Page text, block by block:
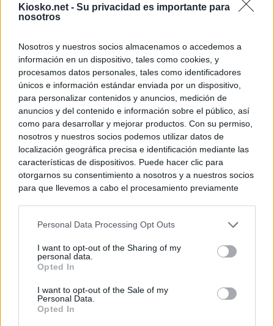
Kiosko.net - Su privacidad es importante para
nosotros
Nosotros y nuestros socios almacenamos o accedemos a
información en un dispositivo, tales como cookies, y
procesamos datos personales, tales como identificadores
únicos e información estándar enviada por un dispositivo,
para personalizar contenidos y anuncios, medición de
anuncios y del contenido e información sobre el público, así
como para desarrollar y mejorar productos. Con su permiso,
nosotros y nuestros socios podemos utilizar datos de
localización geográfica precisa e identificación mediante las
características de dispositivos. Puede hacer clic para
otorgarnos su consentimiento a nosotros y a nuestros socios
para que llevemos a cabo el procesamiento previamente
negar su consentimiento. Tenga en cuenta que algún
de su consentimiento, pero usted tiene el derecho de
rechazar tal procesamiento. Sus preferencias se aplicarán
cualquier momento entrando de nuevo en este sitio web o
visitando nuestra política de privacidad.
Personal Data Processing Opt Outs
I want to opt-out of the Sharing of my
personal data.
Opted In
I want to opt-out of the Sale of my
Personal Data.
Opted In